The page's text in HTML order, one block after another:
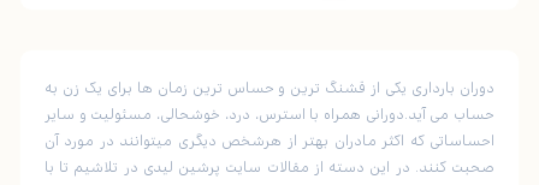
دوران بارداری یکی از قشنگ ترین و حساس ترین زمان ها برای یک زن به
حساب می آید.دورانی همراه با استرس، درد، خوشحالی، مسئولیت و سایر
احساساتی که اکثر مادران بهتر از هرشخص دیگری میتوانند در مورد آن
صحبت کنند. در این دسته از مقالات سایت پرشین لیدی در تلاشیم تا با